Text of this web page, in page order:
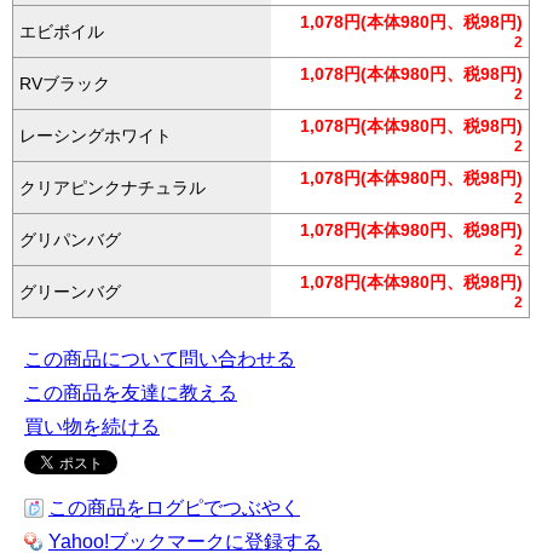
エビボイル 1,078円(本体980円、税98円)
2
RVブラック 1,078円(本体980円、税98円)
2
レーシングホワイト 1,078円(本体980円、税98円)
2
クリアピンクナチュラル 1,078円(本体980円、税98円)
2
グリパンバグ 1,078円(本体980円、税98円)
2
グリーンバグ 1,078円(本体980円、税98円)
2
この商品について問い合わせる
この商品を友達に教える
買い物を続ける
この商品をログピでつぶやく
Yahoo!ブックマークに登録する